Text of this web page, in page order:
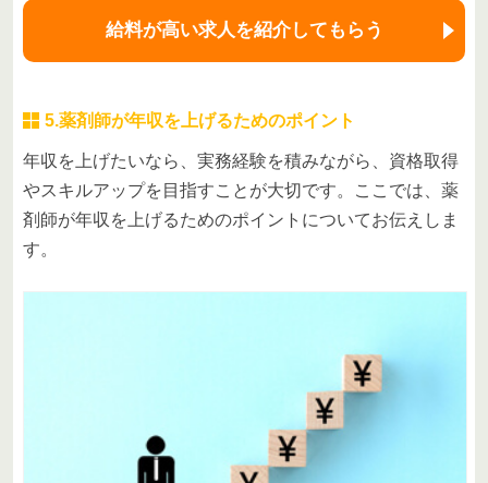
給料が高い求人を紹介してもらう
5.薬剤師が年収を上げるためのポイント
年収を上げたいなら、実務経験を積みながら、資格取得
やスキルアップを目指すことが大切です。ここでは、薬
剤師が年収を上げるためのポイントについてお伝えしま
す。